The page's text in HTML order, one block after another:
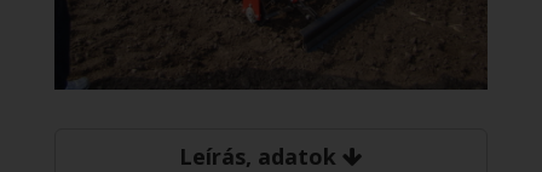
Leírás, adatok